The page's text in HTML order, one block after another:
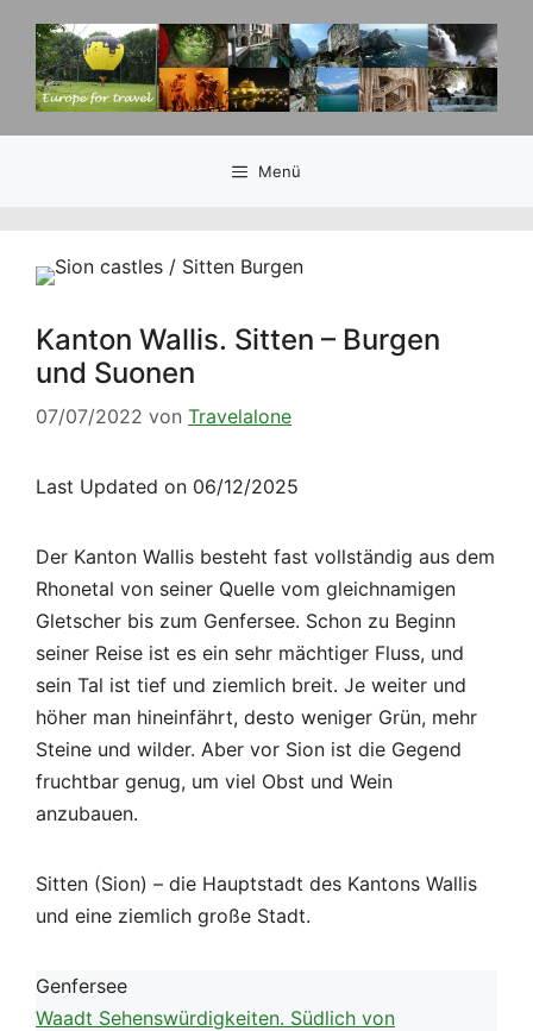
Inhalt
springen
Menü
Kanton Wallis. Sitten – Burgen
und Suonen
07/07/2022 von Travelalone
Last Updated on 06/12/2025
Der Kanton Wallis besteht fast vollständig aus dem
Rhonetal von seiner Quelle vom gleichnamigen
Gletscher bis zum Genfersee. Schon zu Beginn
seiner Reise ist es ein sehr mächtiger Fluss, und
sein Tal ist tief und ziemlich breit. Je weiter und
höher man hineinfährt, desto weniger Grün, mehr
Steine und wilder. Aber vor Sion ist die Gegend
fruchtbar genug, um viel Obst und Wein
anzubauen.
Sitten (Sion) – die Hauptstadt des Kantons Wallis
und eine ziemlich große Stadt.
Genfersee
Waadt Sehenswürdigkeiten. Südlich von